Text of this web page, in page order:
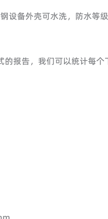
设备外壳可水洗，防水等级
报告，我们可以统计每个